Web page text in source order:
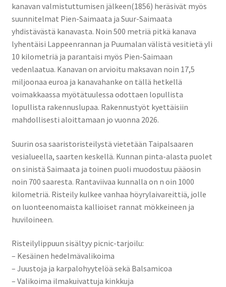
kanavan valmistuttumisen jälkeen(1856) heräsivät myös
suunnitelmat Pien-Saimaata ja Suur-Saimaata
yhdistävästä kanavasta. Noin 500 metriä pitkä kanava
lyhentäisi Lappeenrannan ja Puumalan välistä vesitietä yli
10 kilometriä ja parantaisi myös Pien-Saimaan
vedenlaatua. Kanavan on arvioitu maksavan noin 17,5
miljoonaa euroa ja kanavahanke on tällä hetkellä
voimakkaassa myötätuulessa odottaen lopullista
lopullista rakennuslupaa. Rakennustyöt kyettäisiin
mahdollisesti aloittamaan jo vuonna 2026.
Suurin osa saaristoristeilystä vietetään Taipalsaaren
vesialueella, saarten keskellä. Kunnan pinta-alasta puolet
on sinistä Saimaata ja toinen puoli muodostuu pääosin
noin 700 saaresta. Rantaviivaa kunnalla on n oin 1000
kilometriä. Risteily kulkee vanhaa höyrylaivareittiä, jolle
on luonteenomaista kallioiset rannat mökkeineen ja
huviloineen.
Risteilylippuun sisältyy picnic-tarjoilu:
– Kesäinen hedelmävalikoima
– Juustoja ja karpalohyytelöä sekä Balsamicoa
– Valikoima ilmakuivattuja kinkkuja